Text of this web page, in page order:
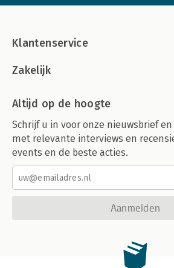
Klantenservice
Zakelijk
Altijd op de hoogte
Schrijf u in voor onze nieuwsbrief
met relevante interviews en
events en de beste acties.
Aanmelden